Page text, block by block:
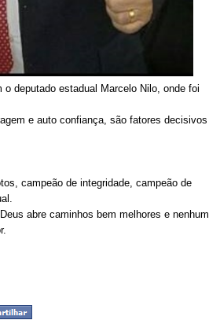
deputado estadual Marcelo Nilo, onde foi
e auto confiança, são fatores decisivos
campeão de integridade, campeão de
abre caminhos bem melhores e nenhum